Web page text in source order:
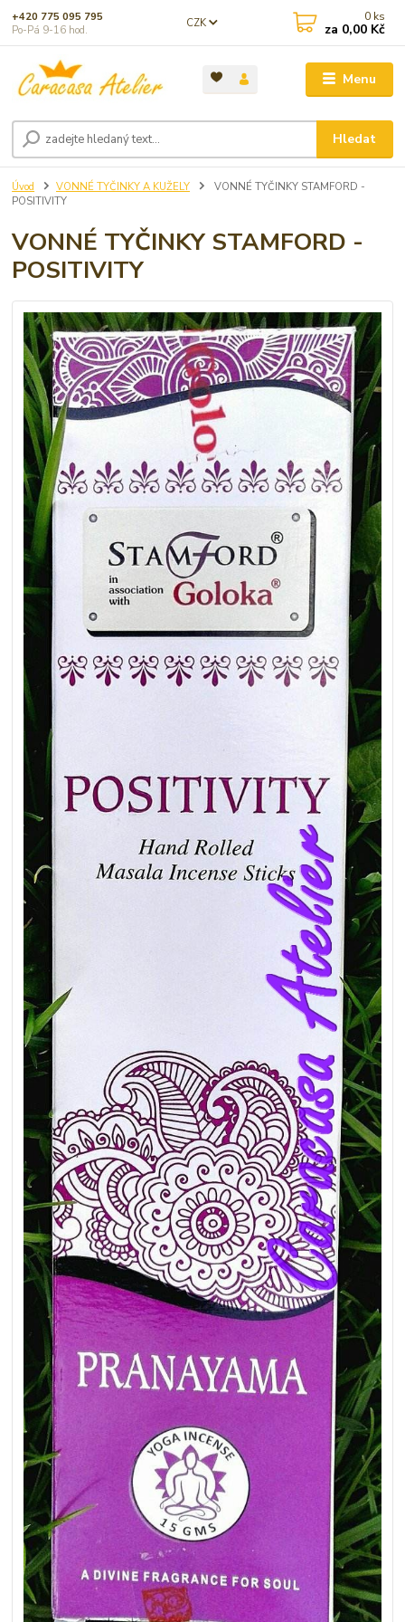
Menu
CZK
Hledat
+420 775 095 795
Po-Pá 9-16 hod.
0 ks
za 0,00 Kč
Úvod VONNÉ TYČINKY A KUŽELY
VONNÉ TYČINKY STAMFORD -
POSITIVITY
VONNÉ TYČINKY STAMFORD -
POSITIVITY